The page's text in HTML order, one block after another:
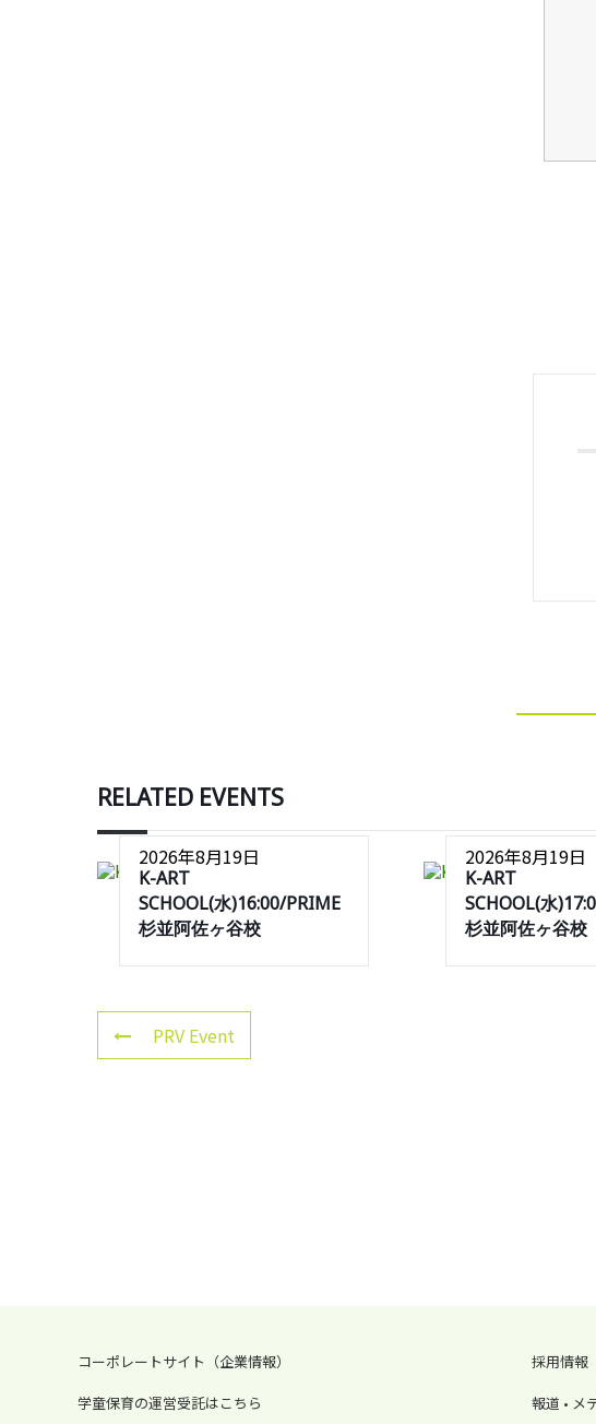
RELATED EVENTS
2026年8月19日
K-ART
SCHOOL(水)16:00/PRIME
杉並阿佐ヶ谷校
2026年8月19日
K-ART
SCHOOL(水
杉並阿佐ヶ谷校
PRV Event
コーポレートサイト（企業情報）
学童保育の運営受託はこちら
採用情報
報道 • メ